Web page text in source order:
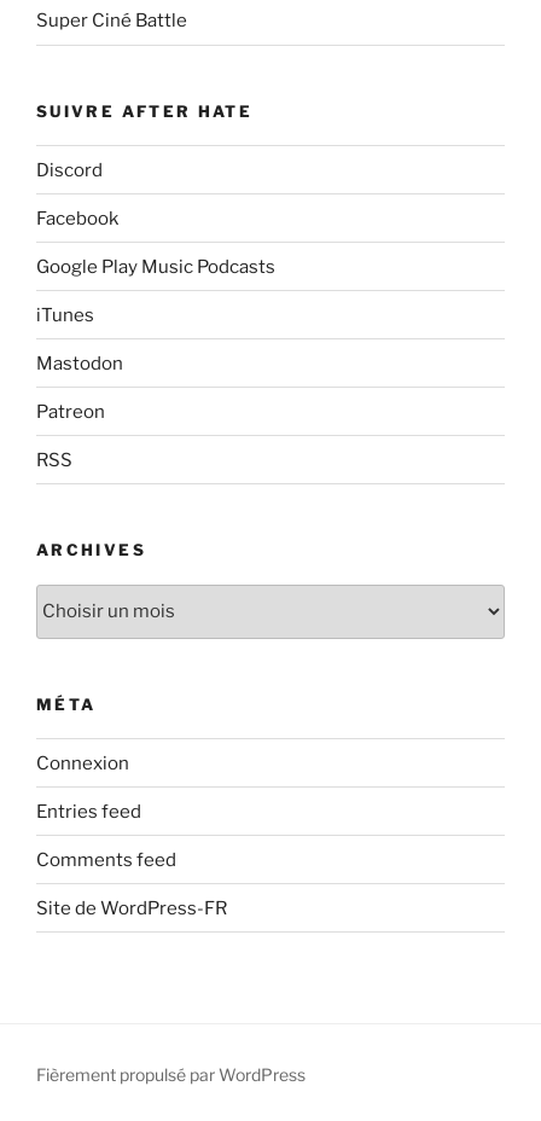
Super Ciné Battle
SUIVRE AFTER HATE
Discord
Facebook
Google Play Music Podcasts
iTunes
Mastodon
Patreon
RSS
ARCHIVES
Archives
MÉTA
Connexion
Entries feed
Comments feed
Site de WordPress-FR
Fièrement propulsé par WordPress